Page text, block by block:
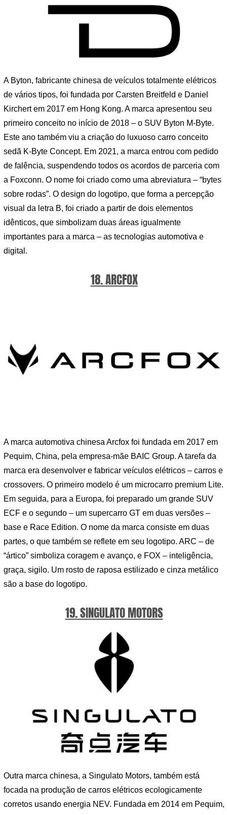
A Byton, fabricante chinesa de veículos totalmente elétricos
de vários tipos, foi fundada por Carsten Breitfeld e Daniel
Kirchert em 2017 em Hong Kong. A marca apresentou seu
primeiro conceito no início de 2018 – o SUV Byton M-Byte.
Este ano também viu a criação do luxuoso carro conceito
sedã K-Byte Concept. Em 2021, a marca entrou com pedido
de falência, suspendendo todos os acordos de parceria com
a Foxconn. O nome foi criado como uma abreviatura – “bytes
sobre rodas”. O design do logotipo, que forma a percepção
visual da letra B, foi criado a partir de dois elementos
idênticos, que simbolizam duas áreas igualmente
importantes para a marca – as tecnologias automotiva e
digital.
18. ARCFOX
A marca automotiva chinesa Arcfox foi fundada em 2017 em
Pequim, China, pela empresa-mãe BAIC Group. A tarefa da
marca era desenvolver e fabricar veículos elétricos – carros e
crossovers. O primeiro modelo é um microcarro premium Lite.
Em seguida, para a Europa, foi preparado um grande SUV
ECF e o segundo – um supercarro GT em duas versões –
base e Race Edition. O nome da marca consiste em duas
partes, o que também se reflete em seu logotipo. ARC – de
“ártico” simboliza coragem e avanço, e FOX – inteligência,
graça, sigilo. Um rosto de raposa estilizado e cinza metálico
são a base do logotipo.
19. SINGULATO MOTORS
Outra marca chinesa, a Singulato Motors, também está
focada na produção de carros elétricos ecologicamente
corretos usando energia NEV. Fundada em 2014 em Pequim,